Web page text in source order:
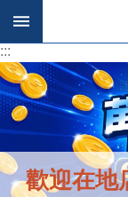
跳到主要內容區塊
:::
:::
歡迎在地